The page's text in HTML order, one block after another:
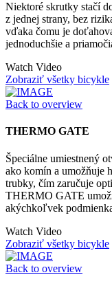
Niektoré skrutky stačí
z jednej strany, bez
vďaka čomu je
jednoduchšie a
Watch Video
Zobraziť všetky bicykle
Back to overview
THERMO GATE
Špeciálne umiestnený
ako komín a umožňuje
trubky, čím zaručuje
THERMO GATE
akýchkoľvek
Watch Video
Zobraziť všetky bicykle
Back to overview